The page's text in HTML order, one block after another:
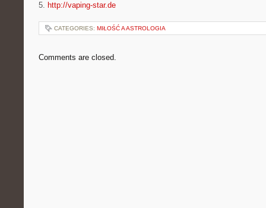
5. http://vaping-star.de
CATEGORIES: MIŁOŚĆ A ASTROLOGIA
Comments are closed.